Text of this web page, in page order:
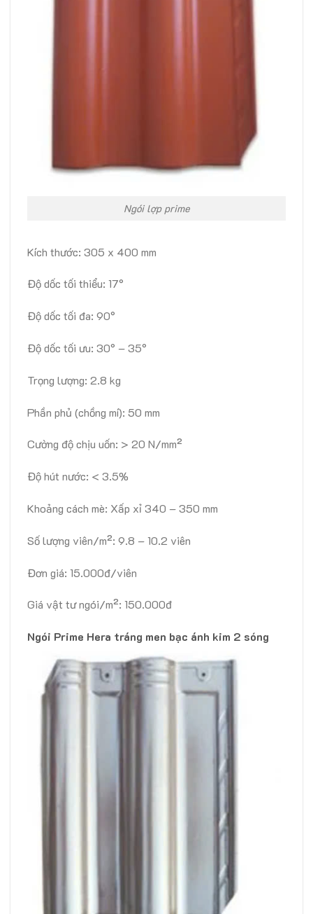
Ngói lợp prime
Kích thước: 305 x 400 mm
Độ dốc tối thiểu: 17°
Độ dốc tối đa: 90°
Độ dốc tối ưu: 30° – 35°
Trọng lượng: 2.8 kg
Phần phủ (chồng mí): 50 mm
Cường độ chịu uốn: > 20 N/mm²
Độ hút nước: < 3.5%
Khoảng cách mè: Xấp xỉ 340 – 350 mm
Số lượng viên/m²: 9.8 – 10.2 viên
Đơn giá: 15.000đ/viên
Giá vật tư ngói/m²: 150.000đ
Ngói Prime Hera tráng men bạc ánh kim 2 sóng